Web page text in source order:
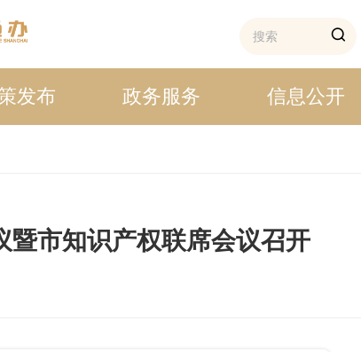
发布 政务服务 信息公开
暨市知识产权联席会议召开